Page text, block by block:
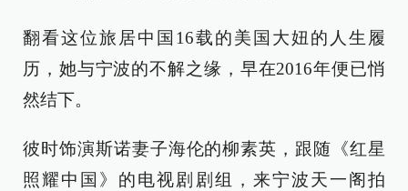
翻看这位旅居中国16载的美国大妞的人生履
历，她与宁波的不解之缘，早在2016年便已悄
然结下。
彼时饰演斯诺妻子海伦的柳素英，跟随《红星
照耀中国》的电视剧剧组，来宁波天一阁拍